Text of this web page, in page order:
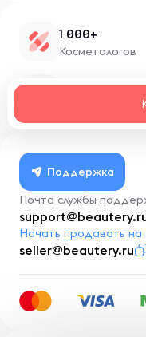
1 000+
Косметологов
1 500+
Нутрициологов
Поддержка
Почта службы
Начать продавать на
seller@beautery.ru